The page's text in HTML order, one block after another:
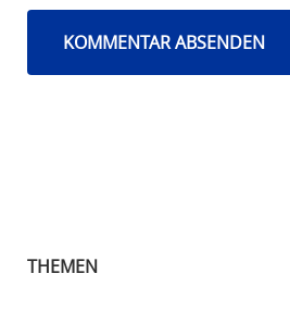
THEMEN